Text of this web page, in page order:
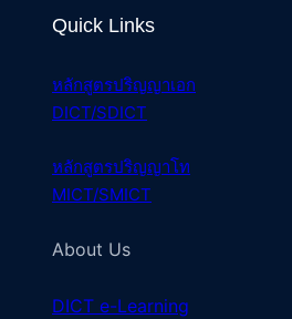
Quick Links
หลักสูตรปริญญาเอก
DICT/SDICT
หลักสูตรปริญญาโท
MICT/SMICT
About Us
DICT e-Learning